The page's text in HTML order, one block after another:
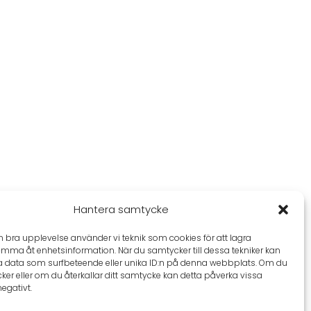
Hantera samtycke
bra upplevelse använder vi teknik som cookies för att lagra
åt enhetsinformation. När du samtycker till dessa tekniker kan
data som surfbeteende eller unika ID:n på denna webbplats. Om du
eller om du återkallar ditt samtycke kan detta påverka vissa